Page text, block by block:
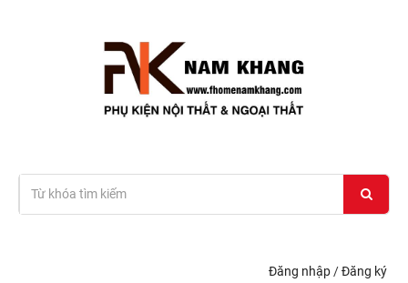
Đăng nhập /Đăng ký